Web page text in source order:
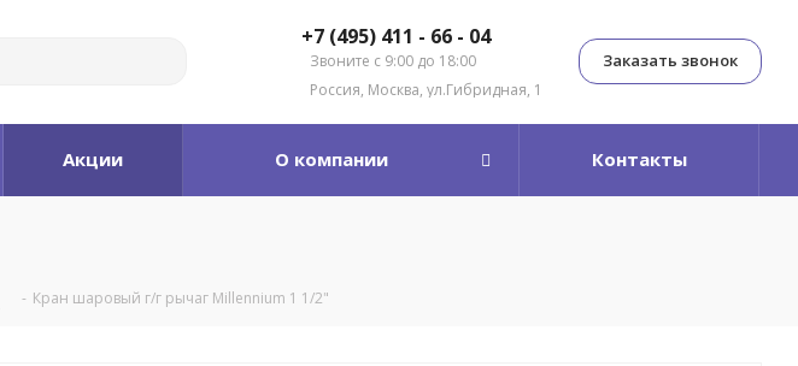
+7 (495) 411 - 66 - 04
Звоните с 9:00 до 18:00
Россия, Москва, ул.Гибридная, 1
Заказать звонок
Акции О компании Контакты
- Кран шаровый г/г рычаг Millennium 1 1/2"